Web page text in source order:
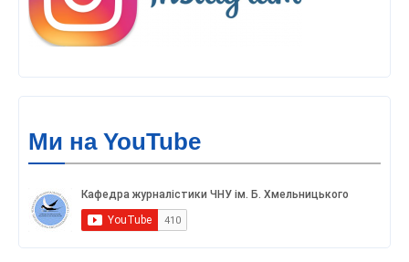
Ми на YouTube